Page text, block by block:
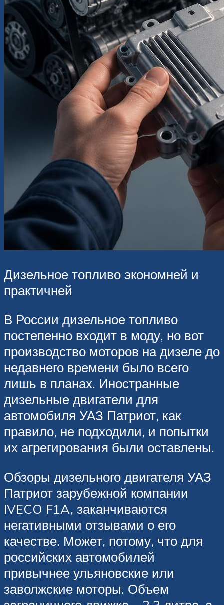
Дизельное топливо экономней и
практичней
В России дизельное топливо
постепенно входит в моду, но вот
производство моторов на дизеле до
недавнего времени было всего
лишь в планах. Иностранные
дизельные двигатели для
автомобиля УАЗ Патриот, как
правило, не подходили, и попытки
их агрегирования были оставлены.
Обзоры дизельного двигателя УАЗ
Патриот зарубежной компании
IVECO F1A, заканчиваются
негативными отзывами о его
качестве. Может, потому, что для
российских автомобилей
привычнее ульяновские или
заволжские моторы. Объем